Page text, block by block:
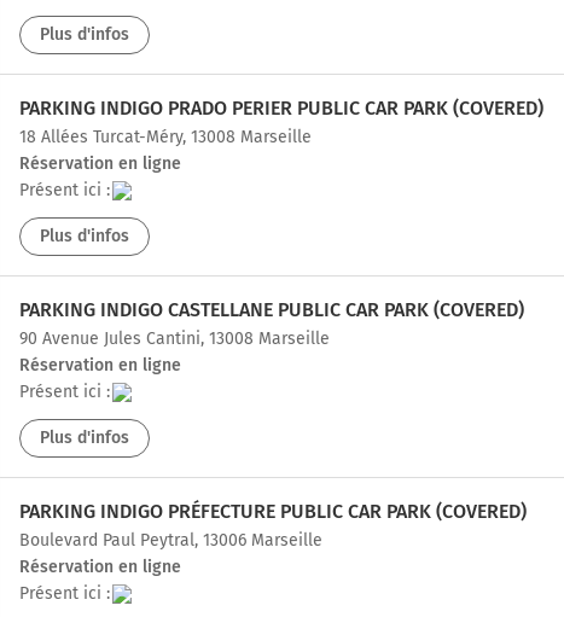
Plus d'infos
PARKING INDIGO PRADO PERIER PUBLIC CAR PARK (COVERED)
18 Allées Turcat-Méry, 13008 Marseille
Réservation en ligne
Présent ici :
Plus d'infos
PARKING INDIGO CASTELLANE PUBLIC CAR PARK (COVERED)
90 Avenue Jules Cantini, 13008 Marseille
Réservation en ligne
Présent ici :
Plus d'infos
PARKING INDIGO PRÉFECTURE PUBLIC CAR PARK (COVERED)
Boulevard Paul Peytral, 13006 Marseille
Réservation en ligne
Présent ici :